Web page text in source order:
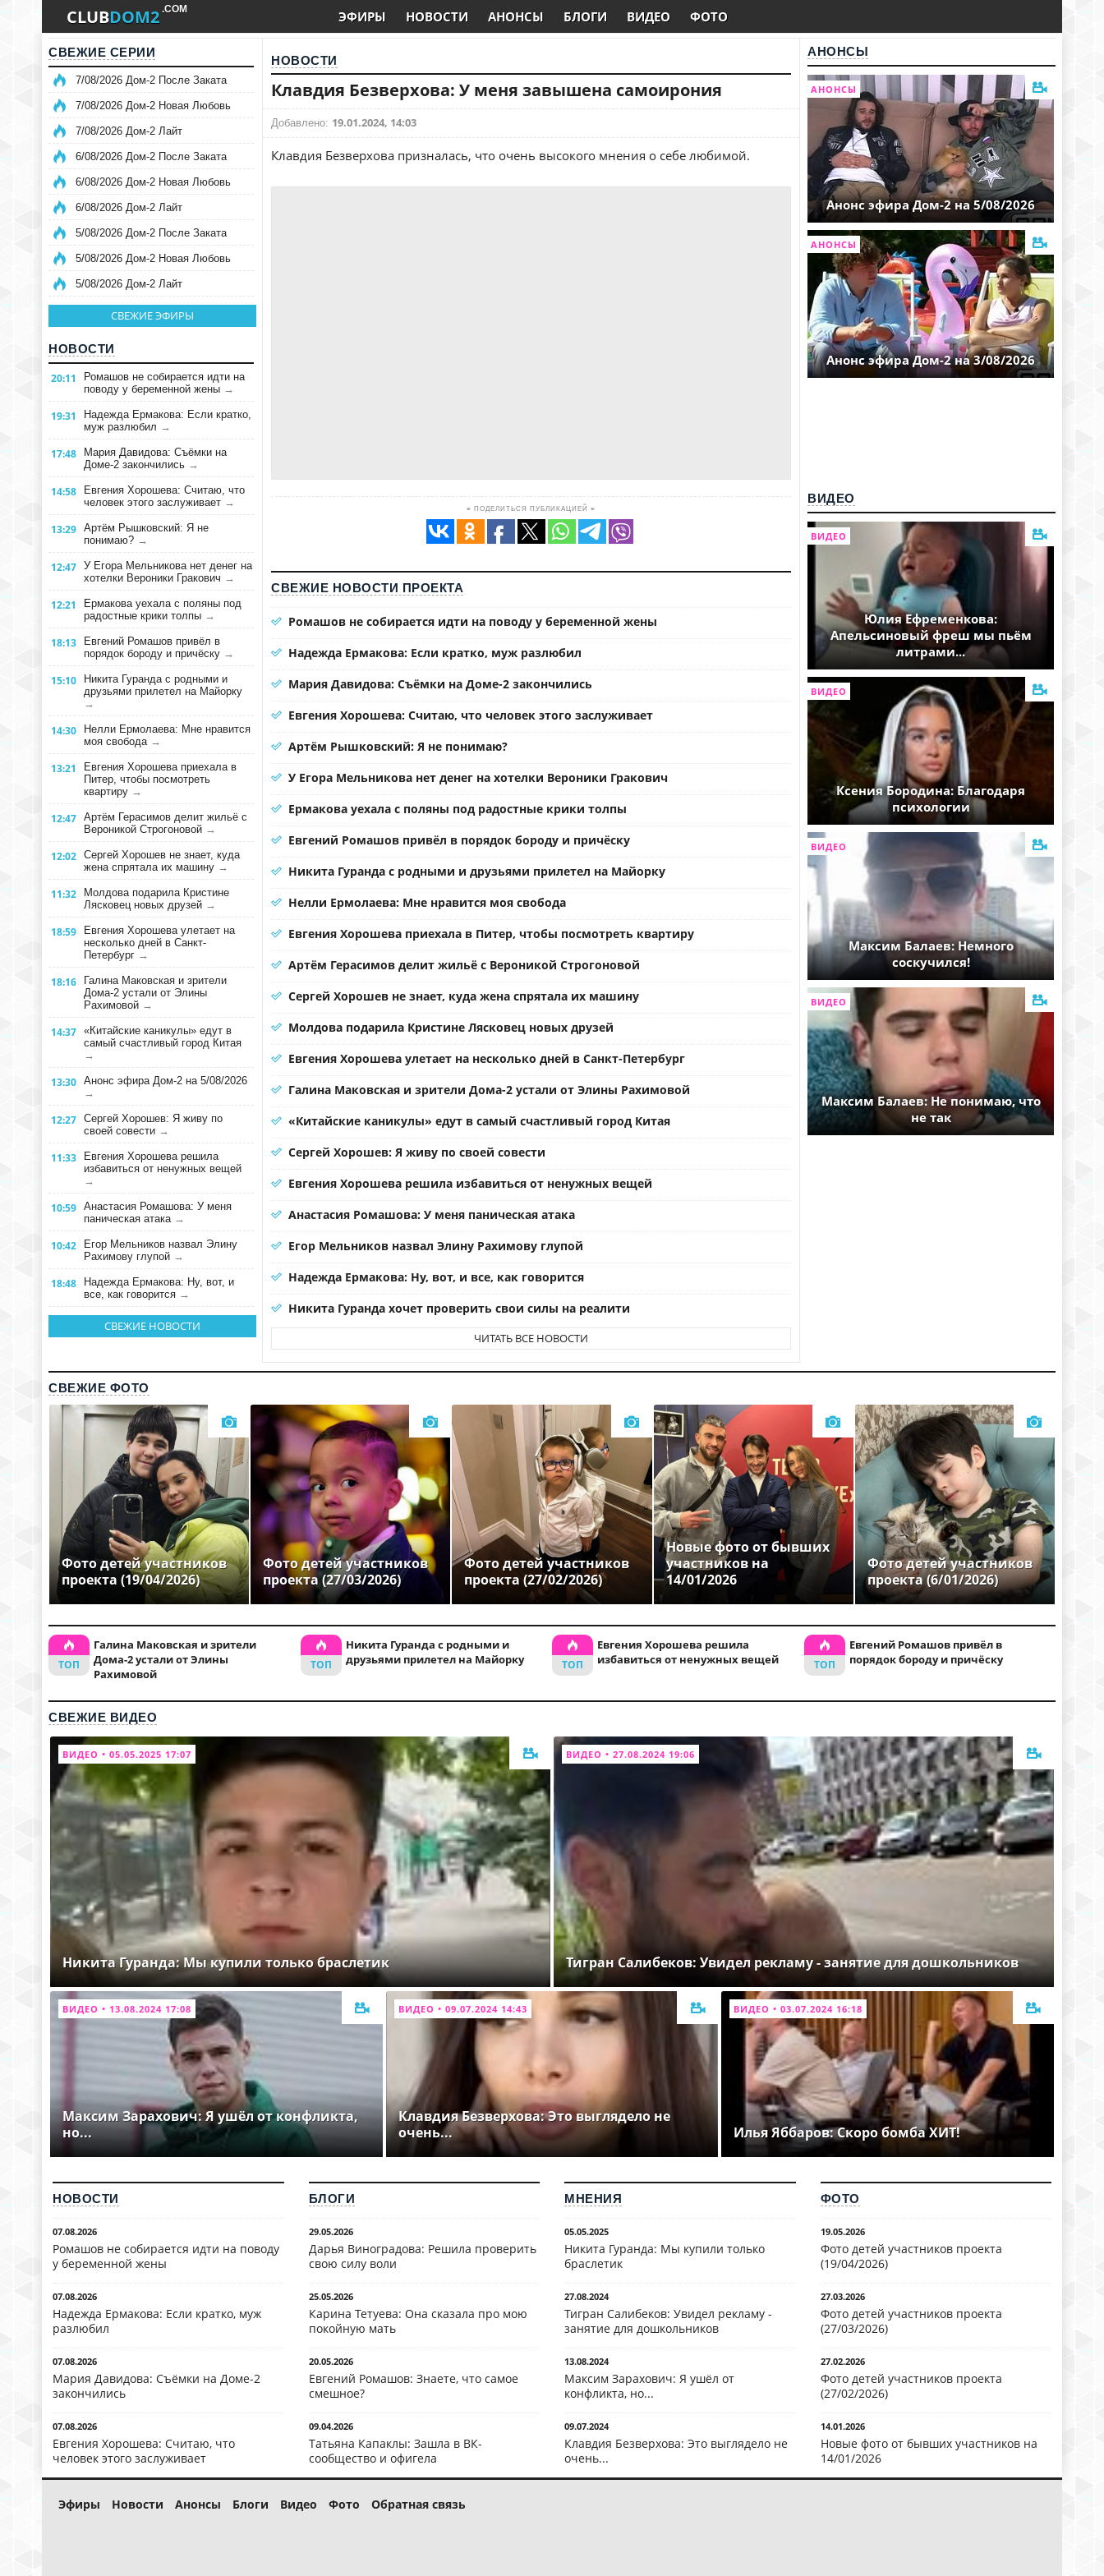
CLUBDOM2 .COM ЭФИРЫ НОВОСТИ АНОНСЫ БЛОГИ ВИДЕО ФОТО
СВЕЖИЕ СЕРИИ
7/08/2026 Дом-2 После Заката
7/08/2026 Дом-2 Новая Любовь
7/08/2026 Дом-2 Лайт
6/08/2026 Дом-2 После Заката
6/08/2026 Дом-2 Новая Любовь
6/08/2026 Дом-2 Лайт
5/08/2026 Дом-2 После Заката
5/08/2026 Дом-2 Новая Любовь
5/08/2026 Дом-2 Лайт
СВЕЖИЕ ЭФИРЫ
НОВОСТИ
20:11
Ромашов не собирается идти на
поводу у беременной жены →
19:31
Надежда Ермакова: Если кратко,
муж разлюбил →
17:48
Мария Давидова: Съёмки на
Доме-2 закончились →
14:58
Евгения Хорошева: Считаю, что
человек этого заслуживает →
13:29 Артём Рышковский: Я не
понимаю? →
12:47 У Егора Мельникова нет денег на
хотелки Вероники Гракович →
12:21
Ермакова уехала с поляны под
радостные крики толпы →
18:13
Евгений Ромашов привёл в
порядок бороду и причёску →
15:10
Никита Гуранда с родными и
друзьями прилетел на Майорку
→
14:30
Нелли Ермолаева: Мне нравится
моя свобода →
13:21
Евгения Хорошева приехала в
Питер, чтобы посмотреть
квартиру →
12:47 Артём Герасимов делит жильё с
Вероникой Строгоновой →
12:02 Сергей Хорошев не знает, куда
жена спрятала их машину →
11:32
Молдова подарила Кристине
Лясковец новых друзей →
18:59
Евгения Хорошева улетает на
несколько дней в Санкт-
Петербург →
18:16
Галина Маковская и зрители
Дома-2 устали от Элины
Рахимовой →
14:37 «Китайские каникулы» едут в
самый счастливый город Китая
→
13:30 Анонс эфира Дом-2 на 5/08/2026
→
12:27 Сергей Хорошев: Я живу по
своей совести →
11:33
Евгения Хорошева решила
избавиться от ненужных вещей
→
10:59 Анастасия Ромашова: У меня
паническая атака →
10:42
Егор Мельников назвал Элину
Рахимову глупой →
18:48
Надежда Ермакова: Ну, вот, и
все, как говорится →
СВЕЖИЕ НОВОСТИ
НОВОСТИ
Клавдия Безверхова: У меня завышена самоирония
Добавлено: 19.01.2024, 14:03
Клавдия Безверхова призналась, что очень высокого мнения о себе любимой.
≡ ПОДЕЛИТЬСЯ ПУБЛИКАЦИЕЙ ≡
СВЕЖИЕ НОВОСТИ ПРОЕКТА
Ромашов не собирается идти на поводу у беременной жены
Надежда Ермакова: Если кратко, муж разлюбил
Мария Давидова: Съёмки на Доме-2 закончились
Евгения Хорошева: Считаю, что человек этого заслуживает
Артём Рышковский: Я не понимаю?
У Егора Мельникова нет денег на хотелки Вероники Гракович
Ермакова уехала с поляны под радостные крики толпы
Евгений Ромашов привёл в порядок бороду и причёску
Никита Гуранда с родными и друзьями прилетел на Майорку
Нелли Ермолаева: Мне нравится моя свобода
Евгения Хорошева приехала в Питер, чтобы посмотреть квартиру
Артём Герасимов делит жильё с Вероникой Строгоновой
Сергей Хорошев не знает, куда жена спрятала их машину
Молдова подарила Кристине Лясковец новых друзей
Евгения Хорошева улетает на несколько дней в Санкт-Петербург
Галина Маковская и зрители Дома-2 устали от Элины Рахимовой
«Китайские каникулы» едут в самый счастливый город Китая
Сергей Хорошев: Я живу по своей совести
Евгения Хорошева решила избавиться от ненужных вещей
Анастасия Ромашова: У меня паническая атака
Егор Мельников назвал Элину Рахимову глупой
Надежда Ермакова: Ну, вот, и все, как говорится
Никита Гуранда хочет проверить свои силы на реалити
ЧИТАТЬ ВСЕ НОВОСТИ
АНОНСЫ
АНОНСЫ
Анонс эфира Дом-2 на 5/08/2026
АНОНСЫ
Анонс эфира Дом-2 на 3/08/2026
ВИДЕО
ВИДЕО
Юлия Ефременкова:
Апельсиновый фреш мы пьём
литрами...
ВИДЕО
Ксения Бородина: Благодаря
психологии
ВИДЕО
Максим Балаев: Немного
соскучился!
ВИДЕО
Максим Балаев: Не понимаю, что
не так
СВЕЖИЕ ФОТО
Фото детей участников
проекта (19/04/2026)
Фото детей участников
проекта (27/03/2026)
Фото детей участников
проекта (27/02/2026)
Новые фото от бывших
участников на
14/01/2026
Фото детей участников
проекта (6/01/2026)
Галина Маковская и зрители
Дома-2 устали от Элины
Рахимовой
Никита Гуранда с родными и
друзьями прилетел на Майорку
Евгения Хорошева решила
избавиться от ненужных вещей
Евгений Ромашов привёл в
порядок бороду и причёску
СВЕЖИЕ ВИДЕО
ВИДЕО • 05.05.2025 17:07
Никита Гуранда: Мы купили только браслетик
ВИДЕО • 27.08.2024 19:06
Тигран Салибеков: Увидел рекламу - занятие для дошкольников
ВИДЕО • 13.08.2024 17:08
Максим Зарахович: Я ушёл от конфликта,
но...
ВИДЕО • 09.07.2024 14:43
Клавдия Безверхова: Это выглядело не
очень...
ВИДЕО • 03.07.2024 16:18
Илья Яббаров: Скоро бомба ХИТ!
НОВОСТИ
07.08.2026
Ромашов не собирается идти на поводу
у беременной жены
07.08.2026
Надежда Ермакова: Если кратко, муж
разлюбил
07.08.2026
Мария Давидова: Съёмки на Доме-2
закончились
07.08.2026
Евгения Хорошева: Считаю, что
человек этого заслуживает
БЛОГИ
29.05.2026
Дарья Виноградова: Решила проверить
свою силу воли
25.05.2026
Карина Тетуева: Она сказала про мою
покойную мать
20.05.2026
Евгений Ромашов: Знаете, что самое
смешное?
09.04.2026
Татьяна Капаклы: Зашла в ВК-
сообщество и офигела
МНЕНИЯ
05.05.2025
Никита Гуранда: Мы купили только
браслетик
27.08.2024
Тигран Салибеков: Увидел рекламу -
занятие для дошкольников
13.08.2024
Максим Зарахович: Я ушёл от
конфликта, но...
09.07.2024
Клавдия Безверхова: Это выглядело не
очень...
ФОТО
19.05.2026
Фото детей участников проекта
(19/04/2026)
27.03.2026
Фото детей участников проекта
(27/03/2026)
27.02.2026
Фото детей участников проекта
(27/02/2026)
14.01.2026
Новые фото от бывших участников на
14/01/2026
Эфиры Новости Анонсы Блоги Видео Фото Обратная связь